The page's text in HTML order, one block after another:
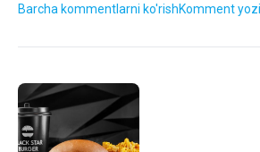
Barcha kommentlarni ko'rishKomment